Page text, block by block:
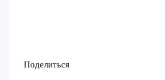
Поделиться